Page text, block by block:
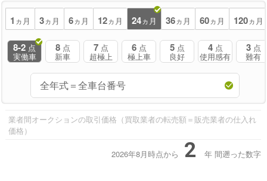
1 ヵ月 3ヵ月 6ヵ月 12ヵ月 24ヵ月 36ヵ月 60ヵ月 120ヵ月
8-2 点
実働車
8 点
新車
7 点
超極上
6 点
極上車
5 点
良好
4 点
使用感有
3 点
難有
業者間オークションの取引価格（買取業者の転売額＝販売業者の仕入れ
価格）
2026年8月時点から 2 年 間遡った数字